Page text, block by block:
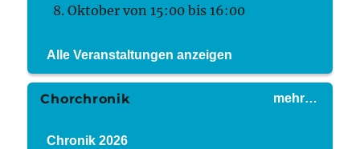
8. Oktober von 15:00 bis16:00
Alle Veranstaltungen anzeigen
mehr…
Chorchronik
Chronik 2026